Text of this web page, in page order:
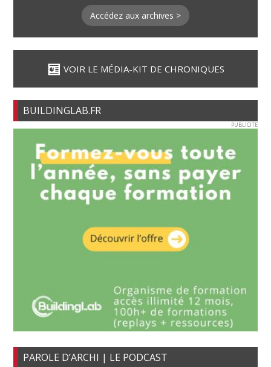
Accédez aux archives >
VOIR LE MÉDIA-KIT DE CHRONIQUES
BUILDINGLAB.FR
PUBLICITE
PAROLE D’ARCHI | LE PODCAST